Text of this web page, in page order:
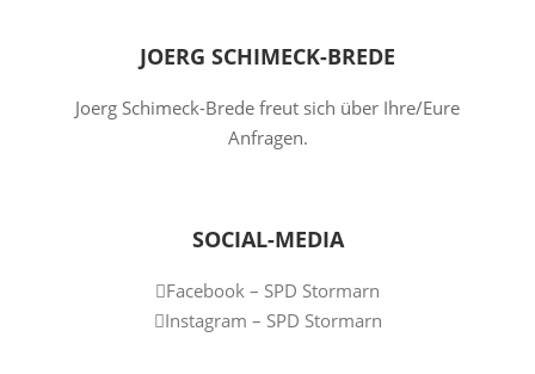
JOERG SCHIMECK-BREDE
Joerg Schimeck-Brede freut sich über Ihre/Eure
Anfragen.
SOCIAL-MEDIA
Facebook – SPD Stormarn
Instagram – SPD Stormarn